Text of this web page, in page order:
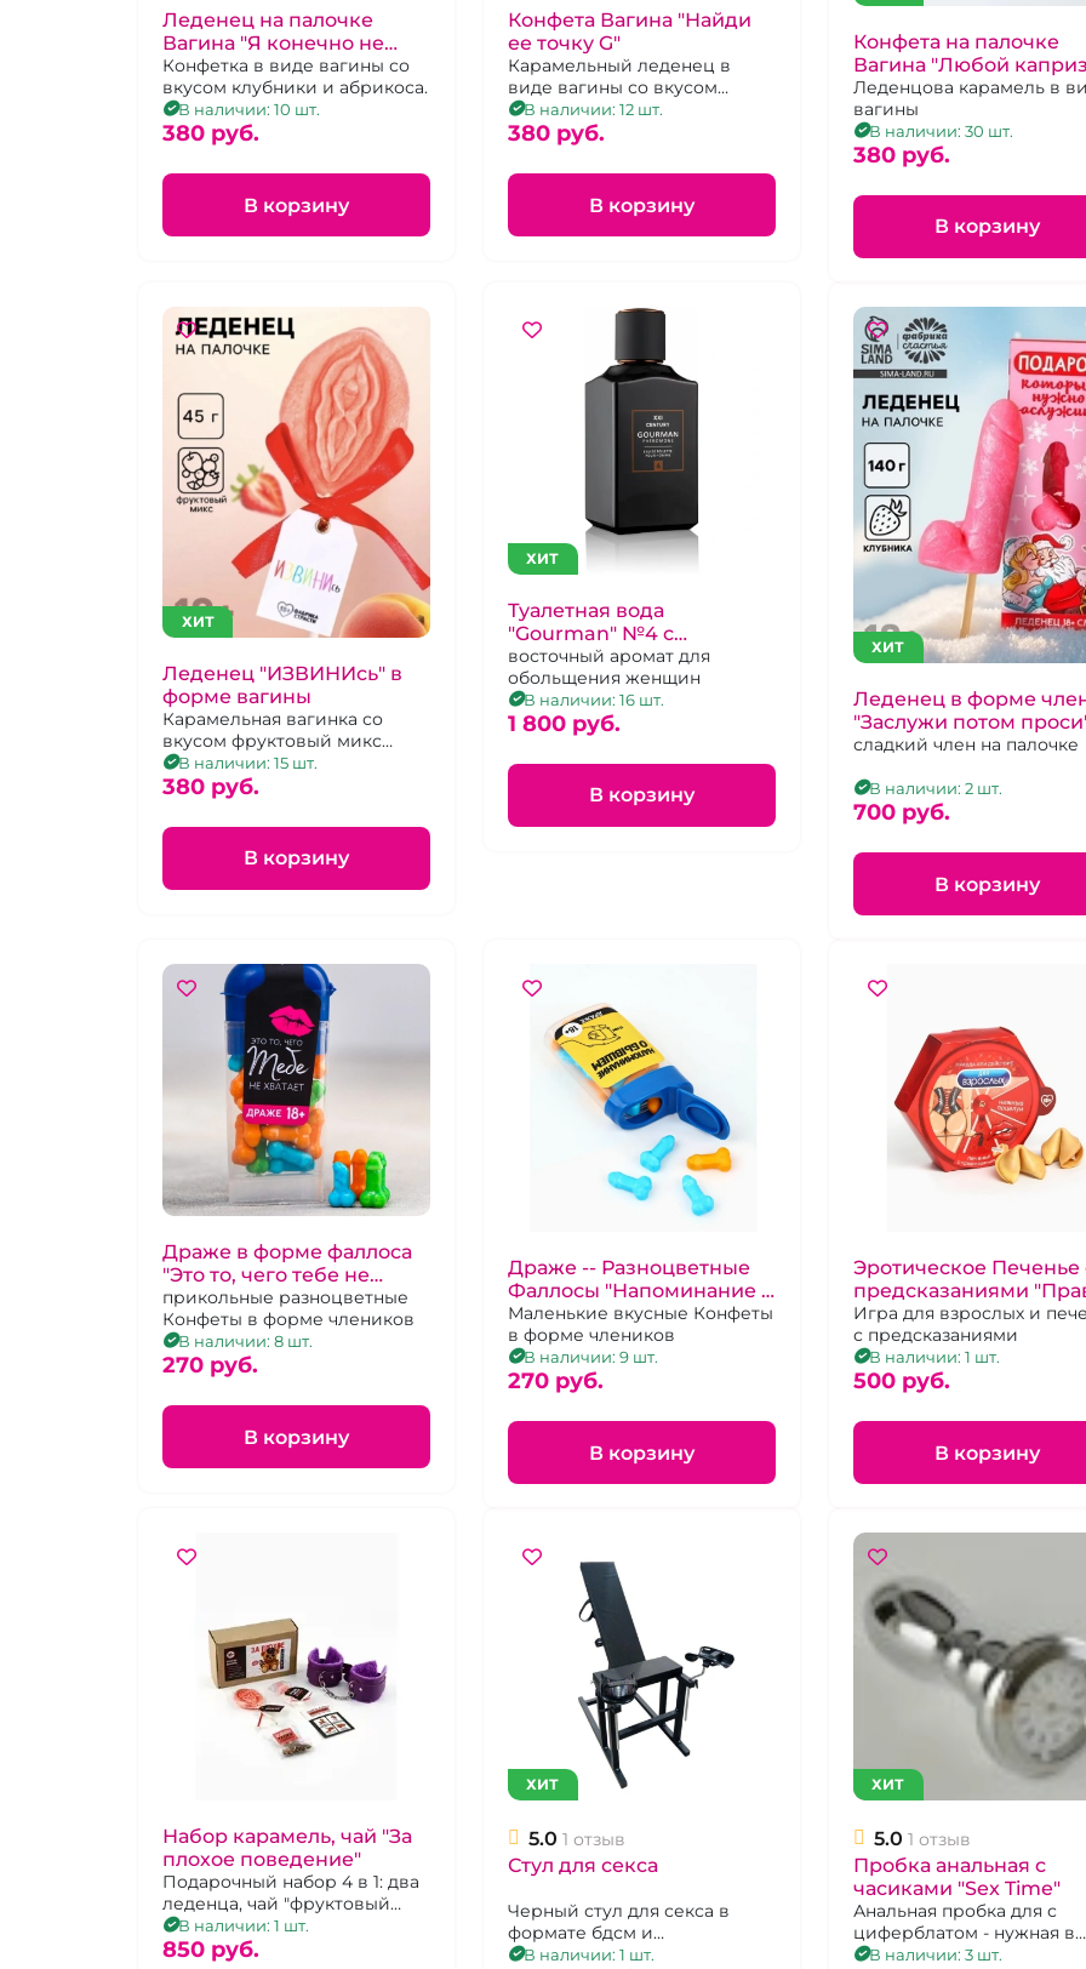
Леденец на палочке
Вагина "Я конечно не
врач. но по-моему это
пизда"
Конфетка в виде вагины со
вкусом клубники и абрикоса.
В наличии: 10 шт.
380 pуб.
В корзину
Конфета Вагина "Найди
ее точку G"
Карамельный леденец в
виде вагины со вкусом
малины
В наличии: 12 шт.
380 pуб.
В корзину
Конфета на палочке
Вагина "Любой
ваш отлиз"
Леденцова карамель в
вагины
В наличии: 30 шт.
380 pуб.
В корзину
ХИТ
Леденец "ИЗВИНИсь" в
форме вагины
Карамельная вагинка со
вкусом фруктовый микс
клубника с абрикосом.
В наличии: 15 шт.
380 pуб.
В корзину
ХИТ
Туалетная вода
"Gourman" №4 с
феромонами 100 мл для
мужчин
восточный аромат для
обольщения женщин
В наличии: 16 шт.
1 800 pуб.
В корзину
ХИТ
Леденец в форме
"Заслужи потом
сладкий член на палочке
В наличии: 2 шт.
700 pуб.
В корзину
Драже в форме фаллоса
"Это то, чего тебе не
хватает"
прикольные разноцветные
Конфеты в форме члеников
В наличии: 8 шт.
270 pуб.
В корзину
Драже -- Разноцветные
Фаллосы "Напоминание о
бывшем"
Маленькие вкусные Конфеты
в форме члеников
В наличии: 9 шт.
270 pуб.
В корзину
Эротическое Печенье
предсказаниями
или действие"
Игра для взрослых и
с предсказаниями
В наличии: 1 шт.
500 pуб.
В корзину
Набор карамель, чай "За
плохое поведение"
Подарочный набор 4 в 1: два
леденца, чай "фруктовый
микс", наручники
фиолетового цвета.
В наличии: 1 шт.
850 pуб.
ХИТ
5.0 1 отзыв
Стул для секса
Черный стул для секса в
формате бдсм и
гинекологического кресла.
В наличии: 1 шт.
ХИТ
5.0 1 отзыв
Пробка анальная c
часиками "Sex Time"
Анальная пробка для с
циферблатом - нужная в
сексе и прикольная для
В наличии: 3 шт.